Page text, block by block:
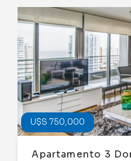
U$S 750,000
Apartamento 3